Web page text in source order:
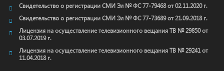
Свидетельство о регистрации СМИ Эл № ФС 77-79468 от 02.11.2020 г.
Свидетельство о регистрации СМИ Эл № ФС 77-73689 от 21.09.2018 г.
Лицензия на осуществление телевизионного вещания ТВ № 29850 от
03.07.2019 г.
Лицензия на осуществление телевизионного вещания ТВ № 29241 от
11.04.2018 г.